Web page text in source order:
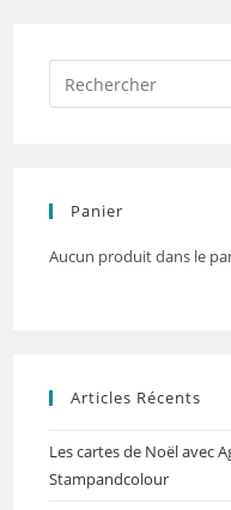
Panier
Aucun produit dans le
Articles Récents
Les cartes de Noël avec
Stampandcolour